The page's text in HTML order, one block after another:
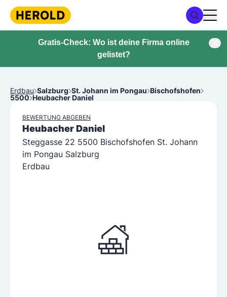
Gratis-Check: Wo ist deine Firma online
gelistet?
Erdbau Salzburg St. Johann im Pongau Bischofshofen
5500 Heubacher Daniel
BEWERTUNG ABGEBEN
Heubacher Daniel
Steggasse 22 5500 Bischofshofen St. Johann
im Pongau Salzburg
Erdbau